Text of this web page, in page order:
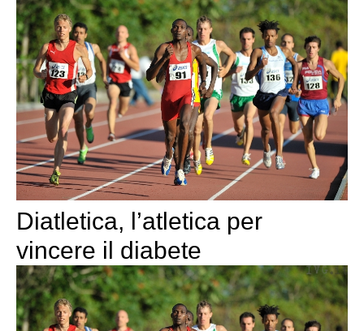
Diatletica, l’atletica per
vincere il diabete